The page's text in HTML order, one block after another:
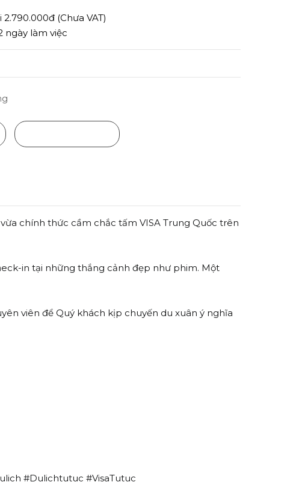
(Chưa VAT)
ngày làm việc
chính thức cầm chắc tấm VISA Trung Quốc trên
in tại những thắng cảnh đẹp như phim. Một
viên để Quý khách kịp chuyến du xuân ý nghĩa
#Dulichtutuc #VisaTutuc